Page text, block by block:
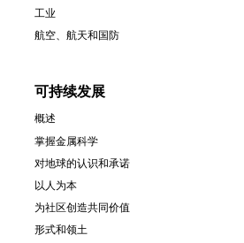
工业
航空、航天和国防
可持续发展
概述
掌握金属科学
对地球的认识和承诺
以人为本
为社区创造共同价值
形式和领土